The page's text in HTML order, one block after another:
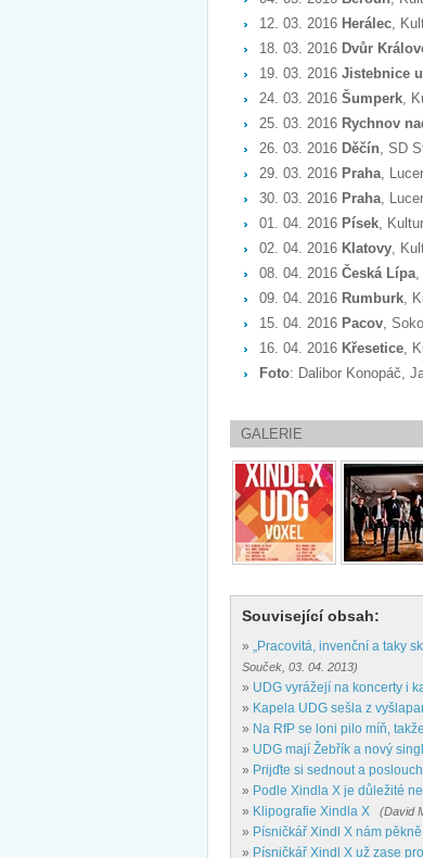
12. 03. 2016 Herálec ,
18. 03. 2016 Dvůr
19. 03. 2016 Jistebnice
24. 03. 2016 Šumperk ,
25. 03. 2016 Rychnov
26. 03. 2016 Děčín , SD
29. 03. 2016 Praha ,
30. 03. 2016 Praha ,
01. 04. 2016 Písek ,
02. 04. 2016 Klatovy ,
08. 04. 2016 Česká Lípa
09. 04. 2016 Rumburk ,
15. 04. 2016 Pacov ,
16. 04. 2016 Křesetice ,
Foto: Dalibor Konopáč,
GALERIE
Související obsah:
» „Pracovitá, invenční a taky
Souček, 03. 04. 2013)
» UDG vyrážejí na koncerty i
» Kapela UDG sešla z
» Na RfP se loni pilo míň,
» UDG mají Žebřík a nový singl
» Prijďte si sednout a
» Podle Xindla X je důležité
» Klipografie Xindla X (David
» Písničkář Xindl X nám
» Písničkář Xindl X už zase